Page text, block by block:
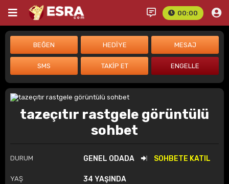
00:00
tazeçıtır rastgele görüntülü
sohbet
DURUM GENEL ODADA SOHBETE KATIL
YAŞ 34 YAŞINDA